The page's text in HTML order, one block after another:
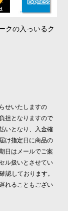
クの入っいるク
せいたしますの
担となりますので
いとなり、入金確
け指定日に商品の
日はメールでご案
ル扱いとさせてい
認しております。
れることもござい